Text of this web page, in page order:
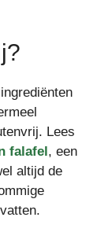
Lees
falafel, een
altijd de